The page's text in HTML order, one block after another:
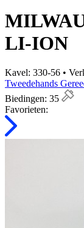
LI-ION
Kavel: 330-56 •
Tweedehands
Biedingen: 35
Favorieten: